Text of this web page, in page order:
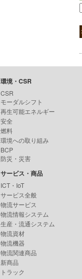
環境・CSR
CSR
モーダルシフト
再生可能エネルギー
安全
燃料
環境への取り組み
BCP
防災・災害
サービス・商品
ICT・IoT
サービス全般
物流サービス
物流情報システム
生産・流通システム
物流資材
物流機器
物流関連商品
新商品
トラック